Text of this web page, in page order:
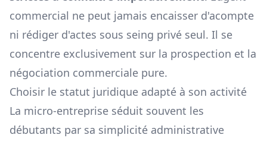
commercial ne peut jamais encaisser d'acompte
ni rédiger d'actes sous seing privé seul. Il se
concentre exclusivement sur la prospection et la
négociation commerciale pure.
Choisir le statut juridique adapté à son activité
La micro-entreprise séduit souvent les
débutants par sa simplicité administrative